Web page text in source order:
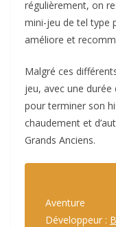
régulièrement, on
mini-jeu de tel type
améliore et
Malgré ces
jeu, avec une durée
pour terminer son
chaudement et
Grands Anciens.
Aventure
Développeur :